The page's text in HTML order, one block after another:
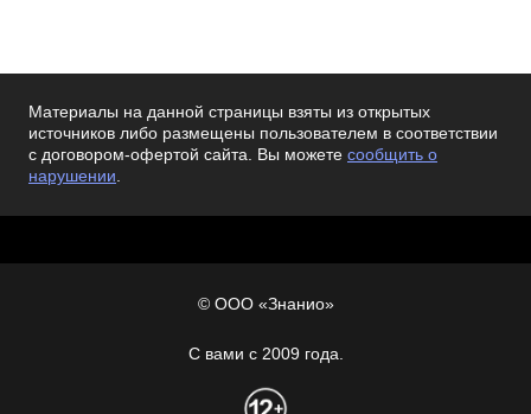
Материалы на данной страницы взяты из открытых
источников либо размещены пользователем в соответствии
с договором-офертой сайта. Вы можете сообщить о
нарушении.
© ООО «Знанио»
С вами с 2009 года.